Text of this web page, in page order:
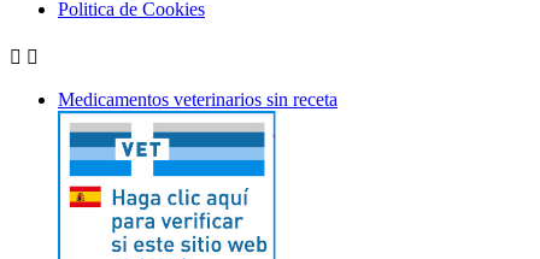
Politica de Cookies
 
Medicamentos veterinarios sin receta